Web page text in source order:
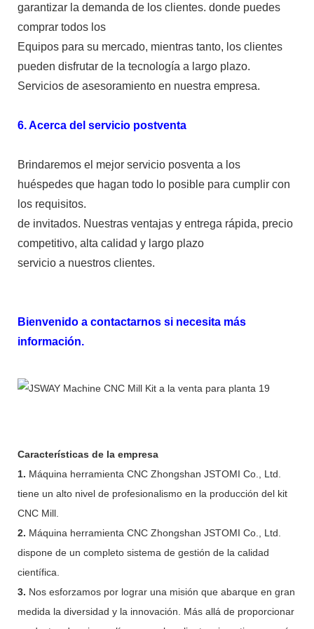
garantizar la demanda de los clientes. donde puedes
comprar todos los
Equipos para su mercado, mientras tanto, los clientes
pueden disfrutar de la tecnología a largo plazo.
Servicios de asesoramiento en nuestra empresa.
6. Acerca del servicio postventa
Brindaremos el mejor servicio posventa a los
huéspedes que hagan todo lo posible para cumplir con
los requisitos.
de invitados. Nuestras ventajas y entrega rápida, precio
competitivo, alta calidad y largo plazo
servicio a nuestros clientes.
Bienvenido a contactarnos si necesita más
información.
Características de la empresa
1. Máquina herramienta CNC Zhongshan JSTOMI Co., Ltd.
tiene un alto nivel de profesionalismo en la producción del kit
CNC Mill.
2. Máquina herramienta CNC Zhongshan JSTOMI Co., Ltd.
dispone de un completo sistema de gestión de la calidad
científica.
3. Nos esforzamos por lograr una misión que abarque en gran
medida la diversidad y la innovación. Más allá de proporcionar